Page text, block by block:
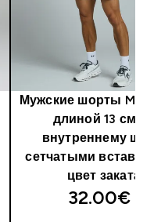
Мужские шорты MP
длиной 13 см
внутреннему
сетчатыми
цвет заката
32.00€‎